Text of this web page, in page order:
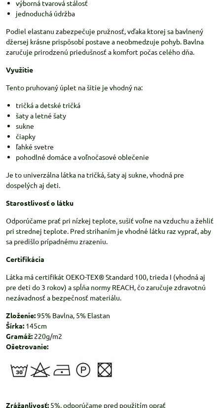
výborná tvarová stálosť
jednoduchá údržba
Podiel elastanu zabezpečuje pružnosť, vďaka ktorej sa bavlnený
džersej krásne prispôsobí postave a neobmedzuje pohyb. Bavlna
zaručuje prirodzenú priedušnosť a komfort počas celého dňa.
Využitie
Tento pruhovaný úplet na šitie je vhodný na:
tričká a detské tričká
šaty a letné šaty
sukne
čiapky
ľahké svetre
pohodlné domáce a voľnočasové oblečenie
Je to univerzálna látka na tričká, šaty aj sukne, vhodná pre
dospelých aj deti.
Starostlivosť o látku
Odporúčame prať pri nízkej teplote, sušiť voľne na vzduchu a žehliť
pri strednej teplote. Pred strihaním je vhodné látku raz vyprať, aby
sa predišlo prípadnému zrazeniu.
Certifikácia
Látka má certifikát OEKO-TEX® Standard 100, trieda I (vhodná aj
pre deti do 3 rokov) a spĺňa normy REACH, čo zaručuje zdravotnú
nezávadnosť a bezpečnosť materiálu.
Zloženie:95% Bavlna, 5% Elastan
Šírka: 145cm
Gramáž: 220g/m2
Ošetrovanie:
Zrážanlivosť: 5%, odporúčame pred použitím oprať